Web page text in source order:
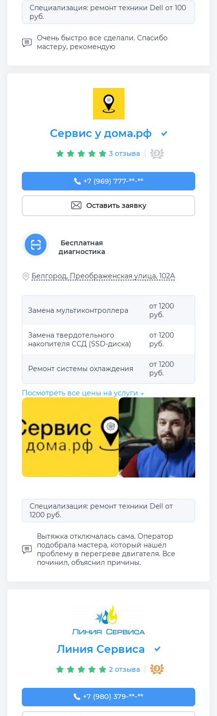
Специализация: ремонт техники Dell от 100
руб.
Очень быстро все сделали. Спасибо
мастеру, рекомендую
Сервис у дома.рф
3 отзыва
+7 (969) 777-50-55
+7 (969) 777-**-**
Оставить заявку
Бесплатная
диагностика
Белгород, Преображенская улица, 102А
Замена мультиконтроллера
от 1200
руб.
Замена твердотельного
накопителя ССД (SSD-диска)
от 1200
руб.
Ремонт системы охлаждения
от 1200
руб.
Посмотреть все цены на услуги →
Специализация: ремонт техники Dell от
1200 руб.
Вытяжка отключалась сама. Оператор
подобрала мастера, который нашел
проблему в перегреве двигателя. Все
починил, объяснил причины.
Линия Сервиса
2 отзыва
+7 (980) 379-53-54
+7 (980) 379-**-**